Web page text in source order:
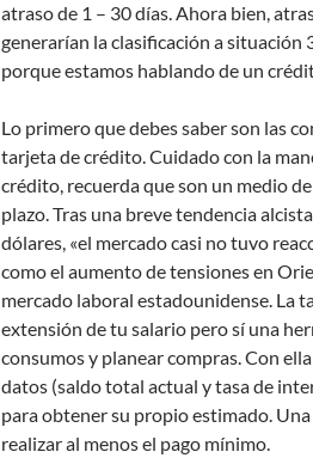
atraso de 1 – 30 días. Ahora bien,
generarían la clasificación a situación
porque estamos hablando de un
Lo primero que debes saber son las
tarjeta de crédito. Cuidado con la
crédito, recuerda que son un medio
plazo. Tras una breve tendencia
dólares, «el mercado casi no tuvo
como el aumento de tensiones en
mercado laboral estadounidense. La
extensión de tu salario pero sí una
consumos y planear compras. Con
datos (saldo total actual y tasa de
para obtener su propio estimado. Una
realizar al menos el pago mínimo.